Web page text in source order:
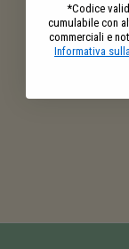
*Codice
cumulabile con
commerciali e
Informativa